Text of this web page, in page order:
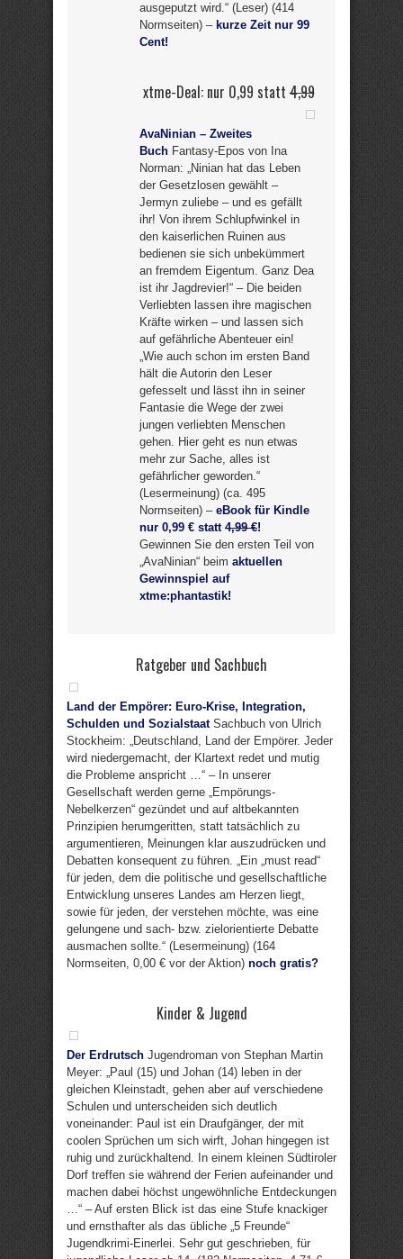
ausgeputzt wird.“ (Leser) (414
Normseiten) – kurze Zeit nur 99
Cent!
xtme-Deal: nur 0,99 statt4,99
AvaNinian – Zweites
Buch Fantasy-Epos von Ina
Norman: „Ninian hat das Leben
der Gesetzlosen gewählt –
Jermyn zuliebe – und es gefällt
ihr! Von ihrem Schlupfwinkel in
den kaiserlichen Ruinen aus
bedienen sie sich unbekümmert
an fremdem Eigentum. Ganz Dea
ist ihr Jagdrevier!“ – Die beiden
Verliebten lassen ihre magischen
Kräfte wirken – und lassen sich
auf gefährliche Abenteuer ein!
„Wie auch schon im ersten Band
hält die Autorin den Leser
gefesselt und lässt ihn in seiner
Fantasie die Wege der zwei
jungen verliebten Menschen
gehen. Hier geht es nun etwas
mehr zur Sache, alles ist
gefährlicher geworden.“
(Lesermeinung) (ca. 495
Normseiten) – eBook für Kindle
nur 0,99 € statt 4,99 €!
Gewinnen Sie den ersten Teil von
„AvaNinian“ beim aktuellen
Gewinnspiel auf
xtme:phantastik!
Ratgeber und Sachbuch
Land der Empörer: Euro-Krise, Integration,
Schulden und SozialstaatSachbuch von Ulrich
Stockheim: „Deutschland, Land der Empörer. Jeder
wird niedergemacht, der Klartext redet und mutig
die Probleme anspricht …“ – In unserer
Gesellschaft werden gerne „Empörungs-
Nebelkerzen“ gezündet und auf altbekannten
Prinzipien herumgeritten, statt tatsächlich zu
argumentieren, Meinungen klar auszudrücken und
Debatten konsequent zu führen. „Ein „must read“
für jeden, dem die politische und gesellschaftliche
Entwicklung unseres Landes am Herzen liegt,
sowie für jeden, der verstehen möchte, was eine
gelungene und sach- bzw. zielorientierte Debatte
ausmachen sollte.“ (Lesermeinung) (164
Normseiten, 0,00 € vor der Aktion) noch gratis?
Kinder & Jugend
Der Erdrutsch Jugendroman von Stephan Martin
Meyer: „Paul (15) und Johan (14) leben in der
gleichen Kleinstadt, gehen aber auf verschiedene
Schulen und unterscheiden sich deutlich
voneinander: Paul ist ein Draufgänger, der mit
coolen Sprüchen um sich wirft, Johan hingegen ist
ruhig und zurückhaltend. In einem kleinen Südtiroler
Dorf treffen sie während der Ferien aufeinander und
machen dabei höchst ungewöhnliche Entdeckungen
…“ – Auf ersten Blick ist das eine Stufe knackiger
und ernsthafter als das übliche „5 Freunde“
Jugendkrimi-Einerlei. Sehr gut geschrieben, für